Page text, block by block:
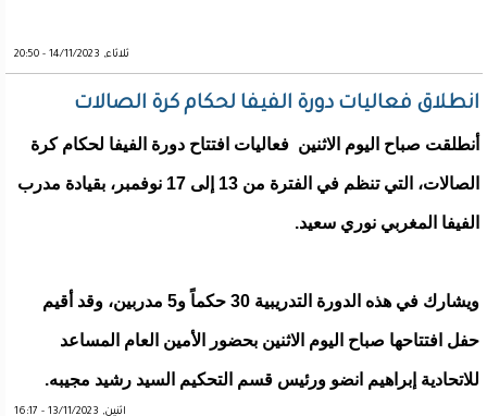
ثلاثاء, 14/11/2023 - 20:50
انطلاق فعاليات دورة الفيفا لحكام كرة الصالات
أنطلقت صباح اليوم الاثنين فعاليات افتتاح دورة الفيفا لحكام كرة
الصالات، التي تنظم في الفترة من 13 إلى 17 نوفمبر، بقيادة مدرب
الفيفا المغربي نوري سعيد.
ويشارك في هذه الدورة التدريبية 30 حكماً و5 مدربين، وقد أقيم
حفل افتتاحها صباح اليوم الاثنين بحضور الأمين العام المساعد
للاتحادية إبراهيم انضو ورئيس قسم التحكيم السيد رشيد مجيبه.
اثنين, 13/11/2023 - 16:17